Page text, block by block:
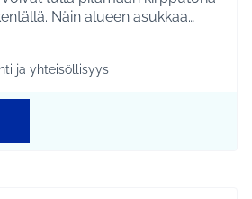
Näin alueen asukkaa…
mukaan: Hyrylä
teeman mukaan: Hyvinvointi ja
ja yhteisöllisyys